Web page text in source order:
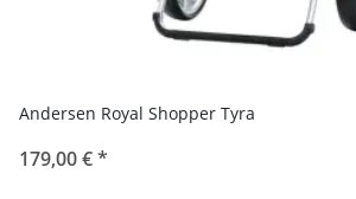
Andersen Royal Shopper Tyra
179,00 €*